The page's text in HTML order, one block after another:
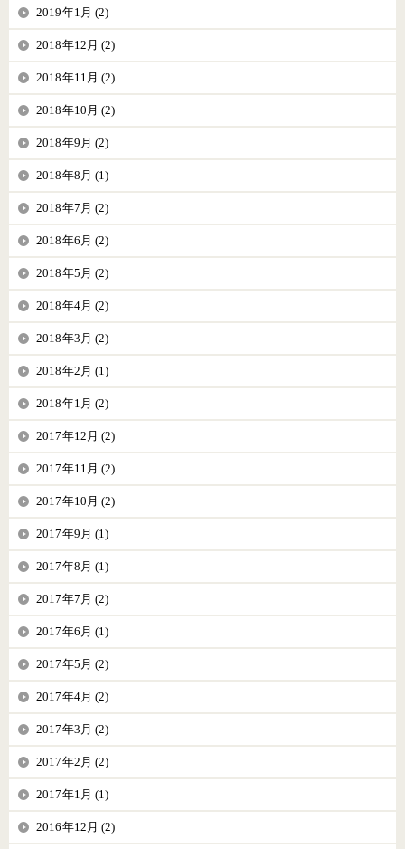
2019年1月 (2)
2018年12月 (2)
2018年11月 (2)
2018年10月 (2)
2018年9月 (2)
2018年8月 (1)
2018年7月 (2)
2018年6月 (2)
2018年5月 (2)
2018年4月 (2)
2018年3月 (2)
2018年2月 (1)
2018年1月 (2)
2017年12月 (2)
2017年11月 (2)
2017年10月 (2)
2017年9月 (1)
2017年8月 (1)
2017年7月 (2)
2017年6月 (1)
2017年5月 (2)
2017年4月 (2)
2017年3月 (2)
2017年2月 (2)
2017年1月 (1)
2016年12月 (2)